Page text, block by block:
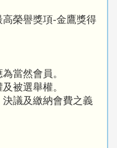
榮譽獎項-金鷹獎得
當然會員。
被選舉權。
議及繳納會費之義